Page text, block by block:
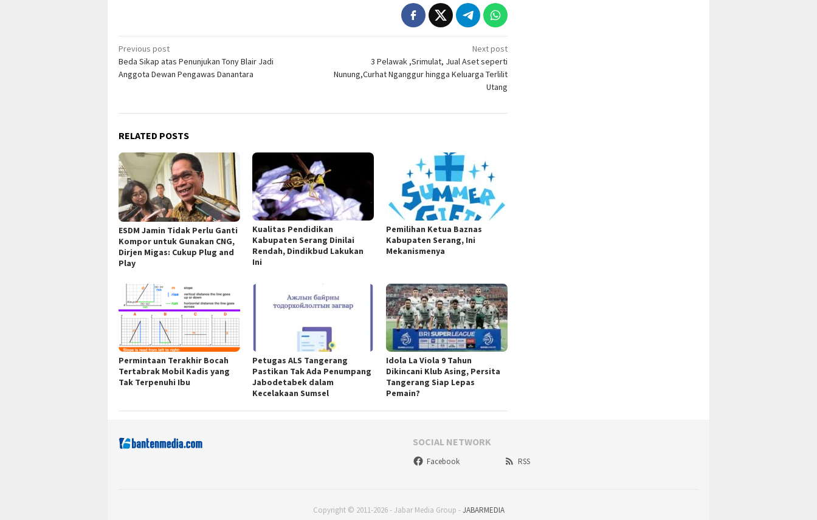
Post
navigation
Previous post
Beda Sikap atas Penunjukan Tony Blair Jadi
Anggota Dewan Pengawas Danantara
Next post
3 Pelawak ,Srimulat, Jual Aset seperti
Nunung,Curhat Nganggur hingga Keluarga Terlilit
Utang
RELATED POSTS
ESDM Jamin Tidak Perlu Ganti
Kompor untuk Gunakan CNG,
Dirjen Migas: Cukup Plug and
Play
Kualitas Pendidikan
Kabupaten Serang Dinilai
Rendah, Dindikbud Lakukan
Ini
Pemilihan Ketua Baznas
Kabupaten Serang, Ini
Mekanismenya
Permintaan Terakhir Bocah
Tertabrak Mobil Kadis yang
Tak Terpenuhi Ibu
Petugas ALS Tangerang
Pastikan Tak Ada Penumpang
Jabodetabek dalam
Kecelakaan Sumsel
Idola La Viola 9 Tahun
Dikincani Klub Asing, Persita
Tangerang Siap Lepas
Pemain?
SOCIAL NETWORK
Facebook RSS
Copyright © 2011-2026 - Jabar Media Group -JABARMEDIA